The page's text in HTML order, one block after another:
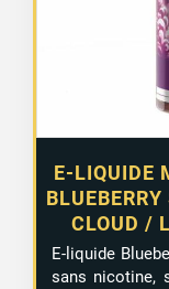
E-LIQUIDE
CLOUD /
E-liquide
sans nicotine,